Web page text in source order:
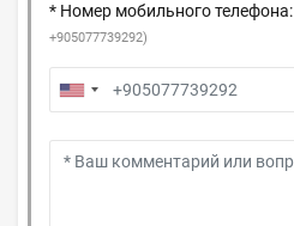
* Номер мобильного телефона:
+905077739292)